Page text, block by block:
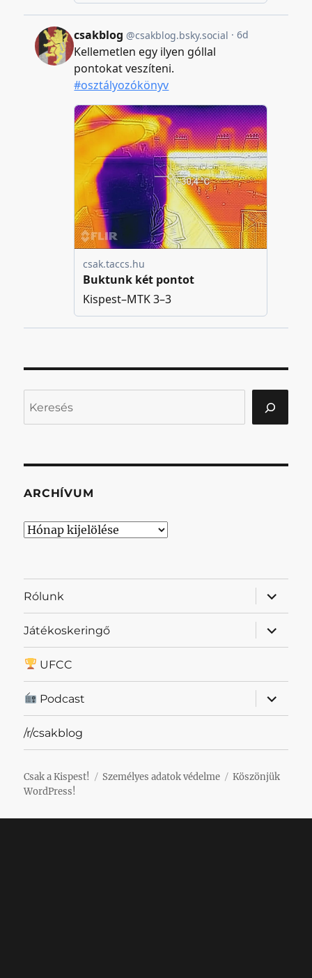
ARCHÍVUM
Archívum
Rólunk
almenü
Játékoskeringő
almenü
UFCC
Podcast
almenü
/r/csakblog
Csak a Kispest! Személyes adatok védelme
Köszönjük
WordPress!